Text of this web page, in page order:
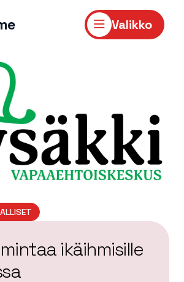
Valikko
ikäihmisille